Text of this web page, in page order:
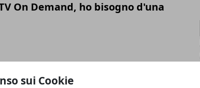
sui Cookie
On Demand, ho bisogno d'una
SoundBar